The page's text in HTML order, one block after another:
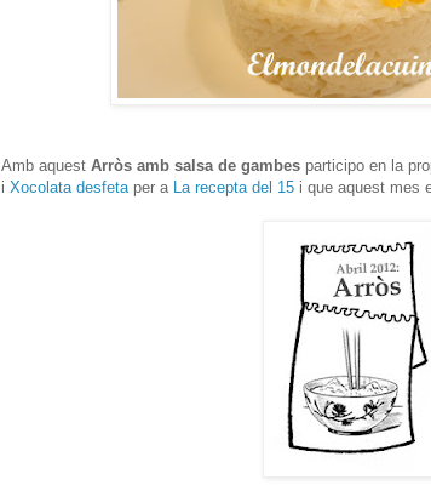
Amb aquest Arròs amb salsa de gambes participo en la
i Xocolata desfeta per a La recepta del 15 i que aquest mes